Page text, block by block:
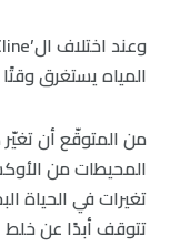
المياه يستغرق
من المتوقّع أن
المحيطات من
تغيرات في الحياة
تتوقف أبدًا عن خلط